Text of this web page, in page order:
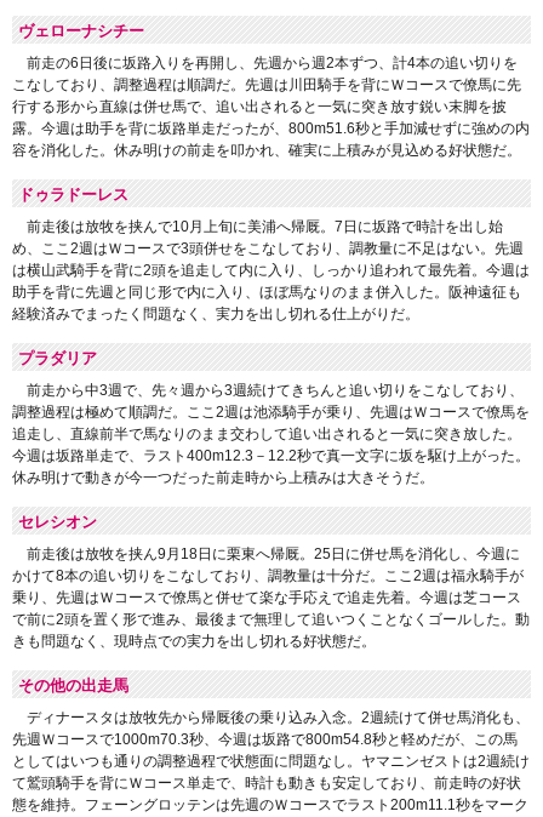
ヴェローナシチー
前走の6日後に坂路入りを再開し、先週から週2本ずつ、計4本の追い切りを
こなしており、調整過程は順調だ。先週は川田騎手を背にＷコースで僚馬に先
行する形から直線は併せ馬で、追い出されると一気に突き放す鋭い末脚を披
露。今週は助手を背に坂路単走だったが、800m51.6秒と手加減せずに強めの内
容を消化した。休み明けの前走を叩かれ、確実に上積みが見込める好状態だ。
ドゥラドーレス
前走後は放牧を挟んで10月上旬に美浦へ帰厩。7日に坂路で時計を出し始
め、ここ2週はＷコースで3頭併せをこなしており、調教量に不足はない。先週
は横山武騎手を背に2頭を追走して内に入り、しっかり追われて最先着。今週は
助手を背に先週と同じ形で内に入り、ほぼ馬なりのまま併入した。阪神遠征も
経験済みでまったく問題なく、実力を出し切れる仕上がりだ。
プラダリア
前走から中3週で、先々週から3週続けてきちんと追い切りをこなしており、
調整過程は極めて順調だ。ここ2週は池添騎手が乗り、先週はＷコースで僚馬を
追走し、直線前半で馬なりのまま交わして追い出されると一気に突き放した。
今週は坂路単走で、ラスト400m12.3－12.2秒で真一文字に坂を駆け上がった。
休み明けで動きが今一つだった前走時から上積みは大きそうだ。
セレシオン
前走後は放牧を挟ん9月18日に栗東へ帰厩。25日に併せ馬を消化し、今週に
かけて8本の追い切りをこなしており、調教量は十分だ。ここ2週は福永騎手が
乗り、先週はＷコースで僚馬と併せて楽な手応えで追走先着。今週は芝コース
で前に2頭を置く形で進み、最後まで無理して追いつくことなくゴールした。動
きも問題なく、現時点での実力を出し切れる好状態だ。
その他の出走馬
ディナースタは放牧先から帰厩後の乗り込み入念。2週続けて併せ馬消化も、
先週Ｗコースで1000m70.3秒、今週は坂路で800m54.8秒と軽めだが、この馬
としてはいつも通りの調整過程で状態面に問題なし。ヤマニンゼストは2週続け
て鷲頭騎手を背にＷコース単走で、時計も動きも安定しており、前走時の好状
態を維持。フェーングロッテンは先週のＷコースでラスト200m11.1秒をマーク